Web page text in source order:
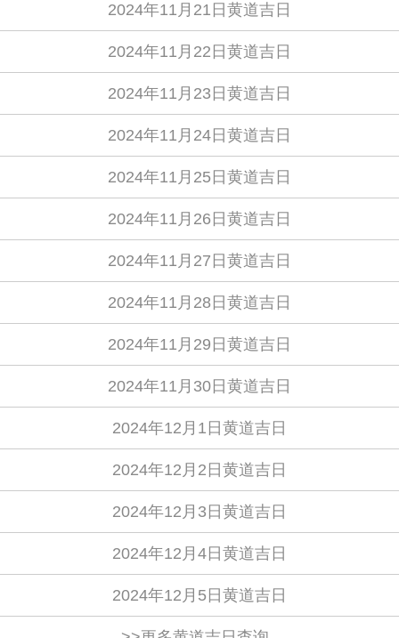
2024年11月21日黄道吉日
2024年11月22日黄道吉日
2024年11月23日黄道吉日
2024年11月24日黄道吉日
2024年11月25日黄道吉日
2024年11月26日黄道吉日
2024年11月27日黄道吉日
2024年11月28日黄道吉日
2024年11月29日黄道吉日
2024年11月30日黄道吉日
2024年12月1日黄道吉日
2024年12月2日黄道吉日
2024年12月3日黄道吉日
2024年12月4日黄道吉日
2024年12月5日黄道吉日